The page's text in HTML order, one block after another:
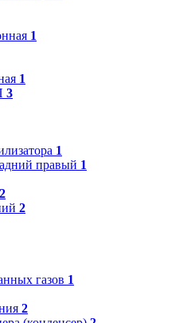
1
1
3
1
правый 1
2
2
газов 1
2